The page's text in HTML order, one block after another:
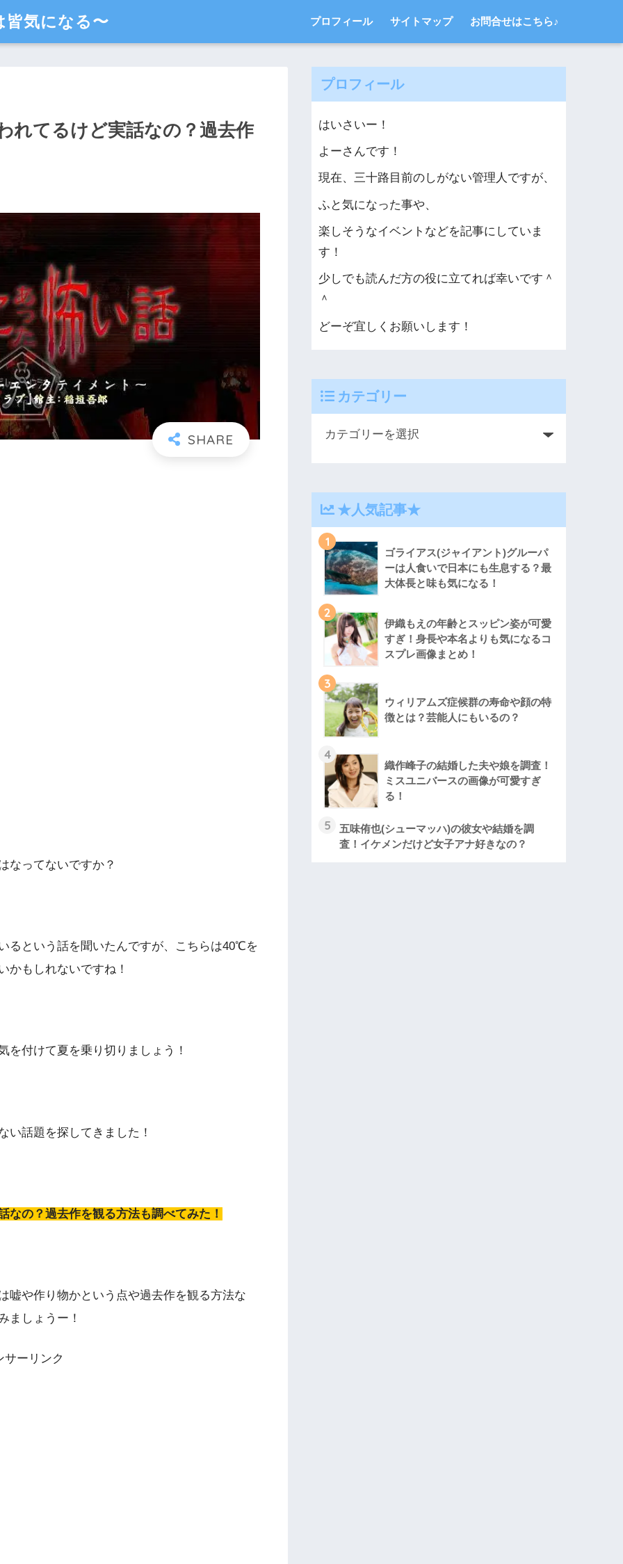
皆気になる〜 プロフィール サイトマップ お問合せはこちら♪
れてるけど実話なの？過去作
なってないですか？
るという話を聞いたんですが、こちらは40℃を
かもしれないですね！
を付けて夏を乗り切りましょう！
い話題を探してきました！
なの？過去作を観る方法も調べてみた！
嘘や作り物かという点や過去作を観る方法な
ましょうー！
サーリンク
プロフィール
はいさいー！
よーさんです！
現在、三十路目前のしがない管理人ですが、
ふと気になった事や、
楽しそうなイベントなどを記事にしていま
す！
少しでも読んだ方の役に立てれば幸いです＾
＾
どーぞ宜しくお願いします！
カテゴリー
★人気記事★
1
ゴライアス(ジャイアント)グルーパ
ーは人食いで日本にも生息する？最
大体長と味も気になる！
2
伊織もえの年齢とスッピン姿が可愛
すぎ！身長や本名よりも気になるコ
スプレ画像まとめ！
3
ウィリアムズ症候群の寿命や顔の特
徴とは？芸能人にもいるの？
4
織作峰子の結婚した夫や娘を調査！
ミスユニバースの画像が可愛すぎ
る！
5
五味侑也(シューマッハ)の彼女や結婚を調
査！イケメンだけど女子アナ好きなの？